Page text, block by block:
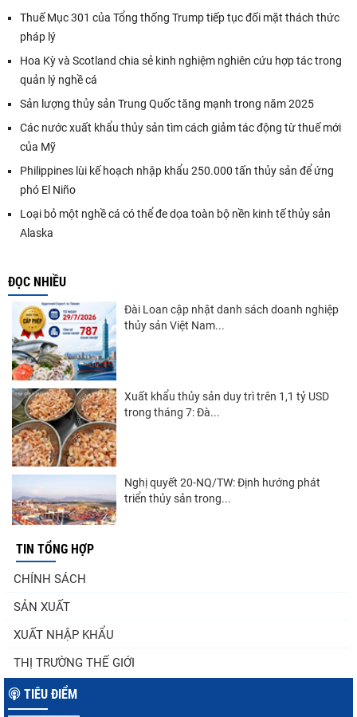
Thuế Mục 301 của Tổng thống Trump tiếp tục đối mặt thách thức
pháp lý
Hoa Kỳ và Scotland chia sẻ kinh nghiệm nghiên cứu hợp tác trong
quản lý nghề cá
Sản lượng thủy sản Trung Quốc tăng mạnh trong năm 2025
Các nước xuất khẩu thủy sản tìm cách giảm tác động từ thuế mới
của Mỹ
Philippines lùi kế hoạch nhập khẩu 250.000 tấn thủy sản để ứng
phó El Niño
Loại bỏ một nghề cá có thể đe dọa toàn bộ nền kinh tế thủy sản
Alaska
ĐỌC NHIỀU
Đài Loan cập nhật danh sách doanh nghiệp
thủy sản Việt Nam...
Xuất khẩu thủy sản duy trì trên 1,1 tỷ USD
trong tháng 7: Đà...
Nghị quyết 20-NQ/TW: Định hướng phát
triển thủy sản trong...
Thuế Mục 301 và bài toán thích ứng của
tôm Việt tại thị...
TIN TỔNG HỢP
CHÍNH SÁCH
SẢN XUẤT
XUẤT NHẬP KHẨU
THỊ TRƯỜNG THẾ GIỚI
TIÊU ĐIỂM